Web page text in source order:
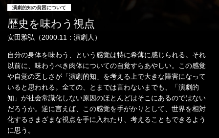
演劇的知の貧困について
歴史を味わう視点
安田雅弘（2000.11：演劇人）
自分の身体を味わう、という感覚は特に希薄に感じられる。それ
以前に、味わうべき肉体についての自覚すらあやしい。この感覚
や自覚の乏しさが「演劇的知」を考える上で大きな障害になって
いると思われる。全ての、とまでは言わないまでも、「演劇的
知」が社会常識化しない原因のほとんどはそこにあるのではない
だろうか。逆に言えば、この感覚を手がかりとして、世界を相対
化するさまざまな視点を手に入れたり、考えることもできるよう
に思う。